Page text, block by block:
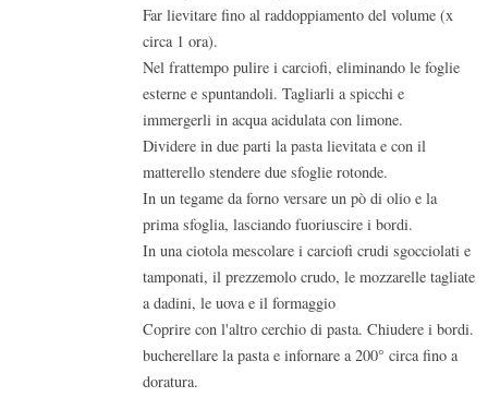
Far lievitare fino al raddoppiamento del volume (x
circa 1 ora).
Nel frattempo pulire i carciofi, eliminando le foglie
esterne e spuntandoli. Tagliarli a spicchi e
immergerli in acqua acidulata con limone.
Dividere in due parti la pasta lievitata e con il
matterello stendere due sfoglie rotonde.
In un tegame da forno versare un pò di olio e la
prima sfoglia, lasciando fuoriuscire i bordi.
In una ciotola mescolare i carciofi crudi sgocciolati e
tamponati, il prezzemolo crudo, le mozzarelle tagliate
a dadini, le uova e il formaggio
Coprire con l'altro cerchio di pasta. Chiudere i bordi.
bucherellare la pasta e infornare a 200° circa fino a
doratura.